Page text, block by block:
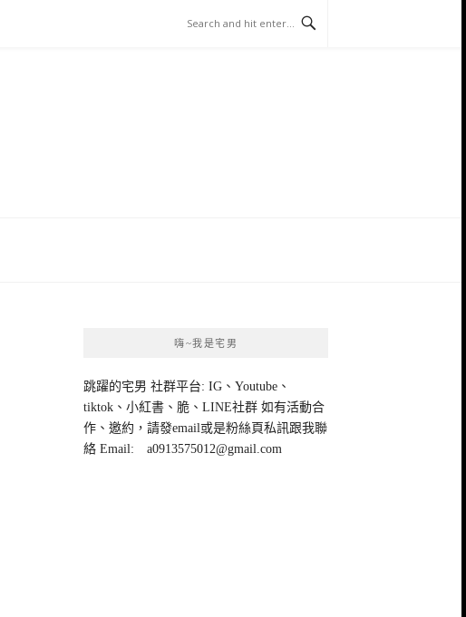
嗨~我是宅男
跳躍的宅男 社群平台: IG、Youtube、
tiktok、小紅書、脆、LINE社群 如有活動合
作、邀約，請發email或是粉絲頁私訊跟我聯
絡 Email: a0913575012@gmail.com